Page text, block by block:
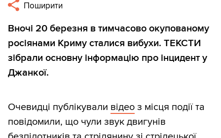
Поширити
Вночі 20 березня в тимчасово окупованому
росіянами Криму сталися вибухи. ТЕКСТИ
зібрали основну інформацію про інцидент у
Джанкої.
Очевидці публікували відео з місця події та
повідомили, що чули звук двигунів